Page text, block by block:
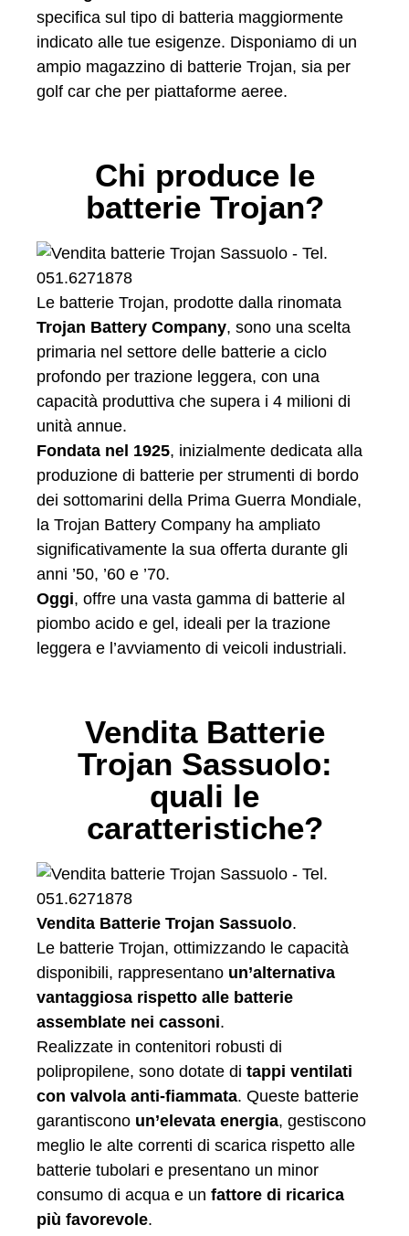
specifica sul tipo di batteria maggiormente
indicato alle tue esigenze. Disponiamo di un
ampio magazzino di batterie Trojan, sia per
golf car che per piattaforme aeree.
Chi produce le
batterie Trojan?
Le batterie Trojan, prodotte dalla rinomata
Trojan Battery Company, sono una scelta
primaria nel settore delle batterie a ciclo
profondo per trazione leggera, con una
capacità produttiva che supera i 4 milioni di
unità annue.
Fondata nel 1925, inizialmente dedicata alla
produzione di batterie per strumenti di bordo
dei sottomarini della Prima Guerra Mondiale,
la Trojan Battery Company ha ampliato
significativamente la sua offerta durante gli
anni ’50, ’60 e ’70.
Oggi, offre una vasta gamma di batterie al
piombo acido e gel, ideali per la trazione
leggera e l’avviamento di veicoli industriali.
Vendita Batterie
Trojan Sassuolo:
quali le
caratteristiche?
Vendita Batterie Trojan Sassuolo.
Le batterie Trojan, ottimizzando le capacità
disponibili, rappresentano un’alternativa
vantaggiosa rispetto alle batterie
assemblate nei cassoni.
Realizzate in contenitori robusti di
polipropilene, sono dotate di tappi ventilati
con valvola anti-fiammata. Queste batterie
garantiscono un’elevata energia, gestiscono
meglio le alte correnti di scarica rispetto alle
batterie tubolari e presentano un minor
consumo di acqua e un fattore di ricarica
più favorevole.